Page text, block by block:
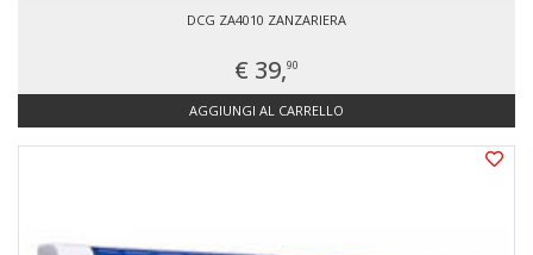
DCG ZA4010 ZANZARIERA
€ 39,90
AGGIUNGI AL CARRELLO